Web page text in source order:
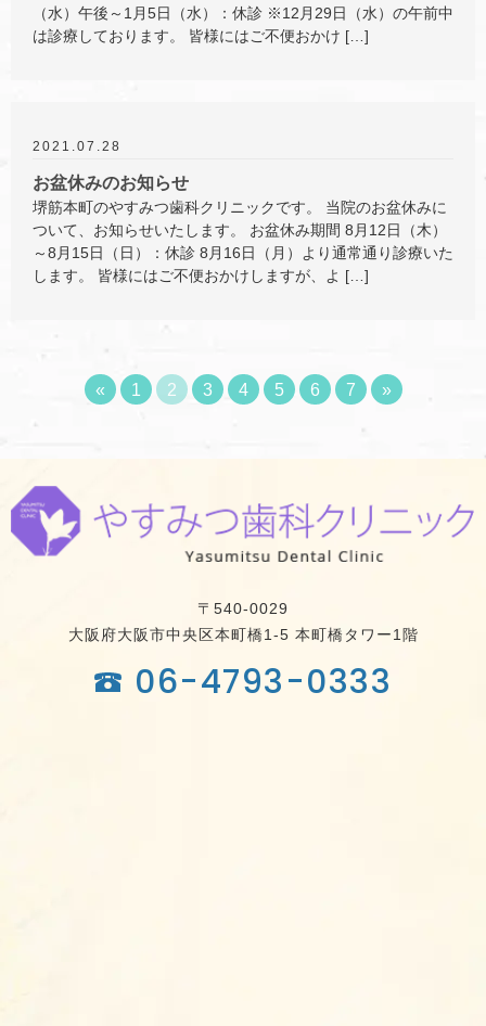
（水）午後～1月5日（水）：休診 ※12月29日（水）の午前中
は診療しております。 皆様にはご不便おかけ […]
2021.07.28
お盆休みのお知らせ
堺筋本町のやすみつ歯科クリニックです。 当院のお盆休みに
ついて、お知らせいたします。 お盆休み期間 8月12日（木）
～8月15日（日）：休診 8月16日（月）より通常通り診療いた
します。 皆様にはご不便おかけしますが、よ […]
« 1 2 3 4 5 6 7 »
〒540-0029
大阪府大阪市中央区本町橋1-5 本町橋タワー1階
06-4793-0333